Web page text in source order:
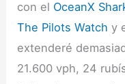
con el OceanX
The Pilots Watch y
extenderé
21.600 vph, 24